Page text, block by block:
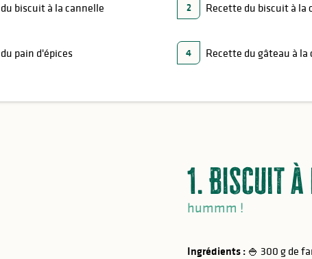
biscuit à la cannelle 2 Recette du biscuit à la
pain d'épices 4 Recette du gâteau à
1. Biscuit
hummm !
Ingrédients : 🍚 300 g de